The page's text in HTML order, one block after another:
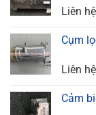
Liên hệ
Cụm
Liên hệ
Cảm